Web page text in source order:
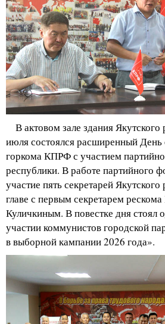
В актовом зале здания
июля состоялся расширенный День
горкома КПРФ с участием
республики. В работе партийного
участие пять секретарей
главе с первым секретарем
Куличкиным. В повестке дня стоял
участии коммунистов городской
в выборной кампании 2026 года».